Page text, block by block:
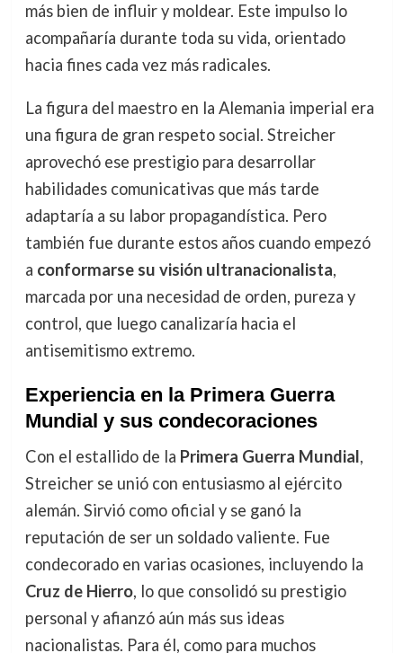
más bien de influir y moldear. Este impulso lo
acompañaría durante toda su vida, orientado
hacia fines cada vez más radicales.
La figura del maestro en la Alemania imperial era
una figura de gran respeto social. Streicher
aprovechó ese prestigio para desarrollar
habilidades comunicativas que más tarde
adaptaría a su labor propagandística. Pero
también fue durante estos años cuando empezó
a conformarse su visión ultranacionalista,
marcada por una necesidad de orden, pureza y
control, que luego canalizaría hacia el
antisemitismo extremo.
Experiencia en la Primera Guerra
Mundial y sus condecoraciones
Con el estallido de la Primera Guerra Mundial,
Streicher se unió con entusiasmo al ejército
alemán. Sirvió como oficial y se ganó la
reputación de ser un soldado valiente. Fue
condecorado en varias ocasiones, incluyendo la
Cruz de Hierro, lo que consolidó su prestigio
personal y afianzó aún más sus ideas
nacionalistas. Para él, como para muchos